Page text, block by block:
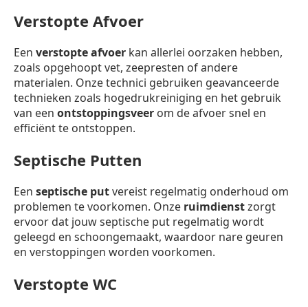
Verstopte Afvoer
Een verstopte afvoer kan allerlei oorzaken hebben,
zoals opgehoopt vet, zeepresten of andere
materialen. Onze technici gebruiken geavanceerde
technieken zoals hogedrukreiniging en het gebruik
van een ontstoppingsveer om de afvoer snel en
efficiënt te ontstoppen.
Septische Putten
Een septische putvereist regelmatig onderhoud om
problemen te voorkomen. Onze ruimdienstzorgt
ervoor dat jouw septische put regelmatig wordt
geleegd en schoongemaakt, waardoor nare geuren
en verstoppingen worden voorkomen.
Verstopte WC